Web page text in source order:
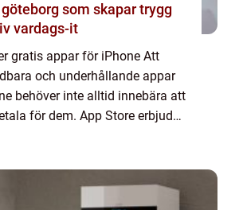
som skapar trygg
vardags-it
gratis appar för iPhone Att
och underhållande appar
behöver inte alltid innebära att
för dem. App Store erbjuder